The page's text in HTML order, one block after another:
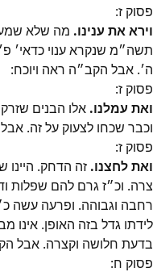
פסוק ז:
וירא את ענינו. מה שלא שמע
תשה״מ שנקרא ענוי כדאי׳
ה׳. אבל הקב״ה ראה ויוכח:
פסוק ז:
ואת עמלנו. אלו הבנים
וכבר שכחו לצעוק על זה.
פסוק ז:
ואת לחצנו. זה הדחק.
צרה. וכ״ז גרם להם שפלות
רחבה וגבוהה. ופרעה עשה
לידתו גדל בזה האופן. אינו
בדעת חלושה וקצרה. אבל
פסוק ח: